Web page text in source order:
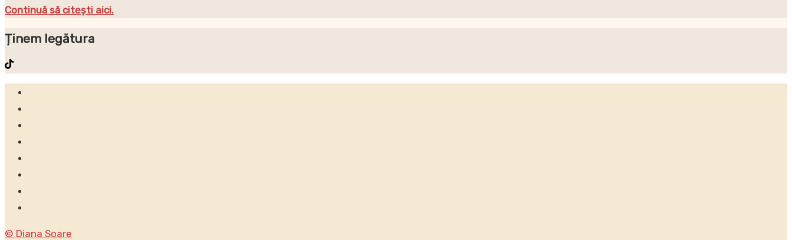
Continuă să citești aici.
Ținem legătura
© Diana Soare